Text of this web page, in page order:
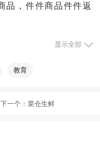
品，件件商品件件返
张内部优惠券，限量
可享受首单0元购物的
以终身不断获得奖励
显示全部
教育
下一个： 菜仓生鲜